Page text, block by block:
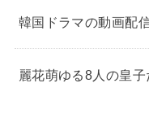
韓国ドラマの動画配
麗花萌ゆる8人の皇子